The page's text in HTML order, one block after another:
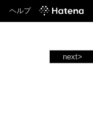
ヘルプ
next>